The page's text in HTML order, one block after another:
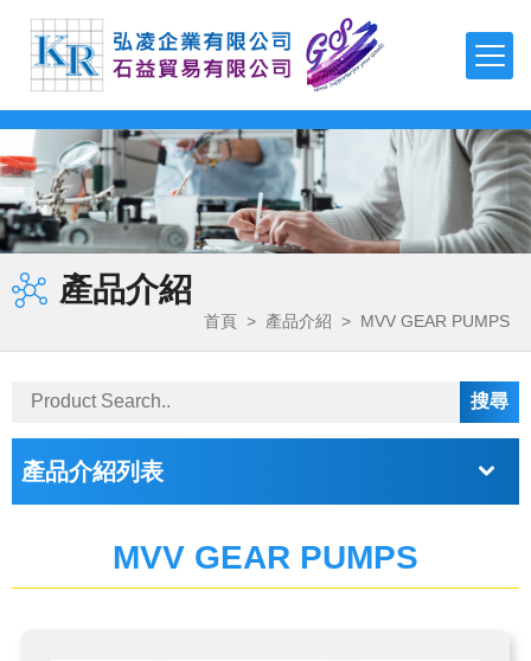
最新消息
公司簡介
產品介紹
µPOL™嵌入式DC-DC轉換器
吸波材 / 磁性片
透明導電薄膜
電容器
電感器
EMC對策產品
RF產品和模塊
電壓/過熱保護器件
壓電元件
TDK-LAMBDA
可編程直流電源(CVCC)
高壓電源
EMC濾波器
簡易恆流控制電源
AC-DC雙/多輸出電源
AC-DC單輸出電源
導軌電源
DC-DC電源
DC-DC雙向轉換器
FMI PUMPS
泵頭
泵頭驅動模組
高精度計量系統
OEM 泵/ 雙步進泵
控制器 / 馬達控制板
特殊泵浦 / 點滴器
周邊配件
FOT PUMPS
磁力驅動齒輪泵
旋轉葉片泵
磁力驅動旋轉葉片泵
計量控制系統
磁力驅動齒輪泵馬達裝置
電磁閥泵
系統泵
MVV GEAR PUMPS
聚氨酯-製程應用
製程計量
化學應用
超微量加工泵浦
熱熔膠–雙出口端
丙烯酸（壓克力）解決方案
快速換色系統
FDA 等級氣動隔膜泵
氣動雙隔膜泵浦
多功能測漏儀
電子調控計量泵浦
TEONEX Q83
PEEK FILMS
APTIV 2000 Series
APTIV 2100 Series
磁性流體
MAGNETIC BEADS
羧基磁珠
二氧化矽磁珠
鏈親和素磁珠
氨基磁珠
詢價系統
聯絡我們
產品介紹
首頁 > 產品介紹 > MVV GEAR PUMPS
產品介紹列表
MVV GEAR PUMPS